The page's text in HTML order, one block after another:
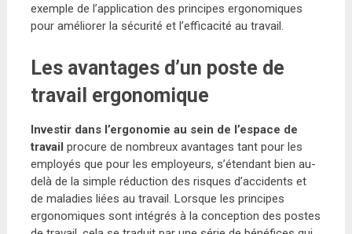
exemple de l’application des principes ergonomiques
pour améliorer la sécurité et l’efficacité au travail.
Les avantages d’un poste de
travail ergonomique
Investir dans l’ergonomie au sein de l’espace de
travail procure de nombreux avantages tant pour les
employés que pour les employeurs, s’étendant bien au-
delà de la simple réduction des risques d’accidents et
de maladies liées au travail. Lorsque les principes
ergonomiques sont intégrés à la conception des postes